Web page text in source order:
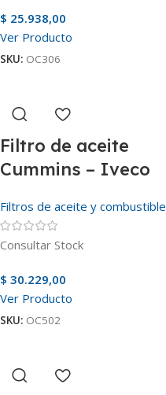
$ 25.938,00
Ver Producto
SKU: OC306
Filtro de aceite
Cummins – Iveco
Filtros de aceite y combustible
Consultar Stock
$ 30.229,00
Ver Producto
SKU: OC502